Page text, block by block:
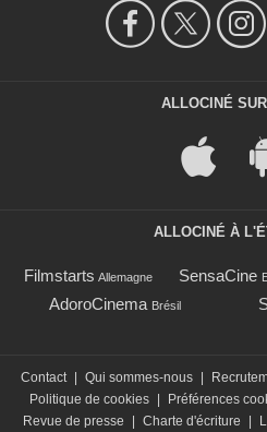
ALLOCINÉ
ALLOCINÉ À
Filmstarts Allemagne SensaCine
AdoroCinema Brésil
Contact Qui sommes-nous
Politique de cookies
Préférences
Revue de presse
Charte d'écriture